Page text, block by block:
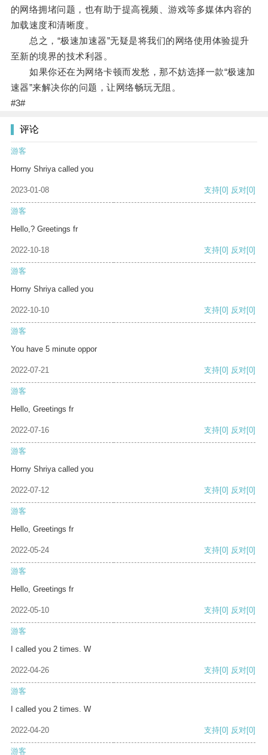
的网络拥堵问题，也有助于提高视频、游戏等多媒体内容的
加载速度和清晰度。
总之，“极速加速器”无疑是将我们的网络使用体验提升
至新的境界的技术利器。
如果你还在为网络卡顿而发愁，那不妨选择一款“极速加
速器”来解决你的问题，让网络畅玩无阻。
#3#
评论
游客
Horny Shriya called you
2023-01-08 支持[0] 反对[0]
游客
Hello,? Greetings fr
2022-10-18 支持[0] 反对[0]
游客
Horny Shriya called you
2022-10-10 支持[0] 反对[0]
游客
You have 5 minute oppor
2022-07-21 支持[0] 反对[0]
游客
Hello, Greetings fr
2022-07-16 支持[0] 反对[0]
游客
Horny Shriya called you
2022-07-12 支持[0] 反对[0]
游客
Hello, Greetings fr
2022-05-24 支持[0] 反对[0]
游客
Hello, Greetings fr
2022-05-10 支持[0] 反对[0]
游客
I called you 2 times. W
2022-04-26 支持[0] 反对[0]
游客
I called you 2 times. W
2022-04-20 支持[0] 反对[0]
游客